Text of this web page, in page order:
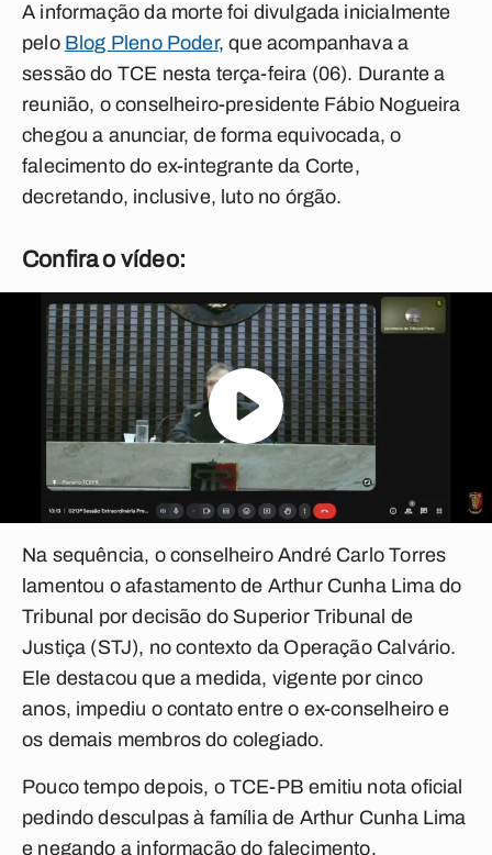
A informação da morte foi divulgada inicialmente
pelo Blog Pleno Poder, que acompanhava a
sessão do TCE nesta terça-feira (06). Durante a
reunião, o conselheiro-presidente Fábio Nogueira
chegou a anunciar, de forma equivocada, o
falecimento do ex-integrante da Corte,
decretando, inclusive, luto no órgão.
Confira o vídeo:
Na sequência, o conselheiro André Carlo Torres
lamentou o afastamento de Arthur Cunha Lima do
Tribunal por decisão do Superior Tribunal de
Justiça (STJ), no contexto da Operação Calvário.
Ele destacou que a medida, vigente por cinco
anos, impediu o contato entre o ex-conselheiro e
os demais membros do colegiado.
Pouco tempo depois, o TCE-PB emitiu nota oficial
pedindo desculpas à família de Arthur Cunha Lima
e negando a informação do falecimento.